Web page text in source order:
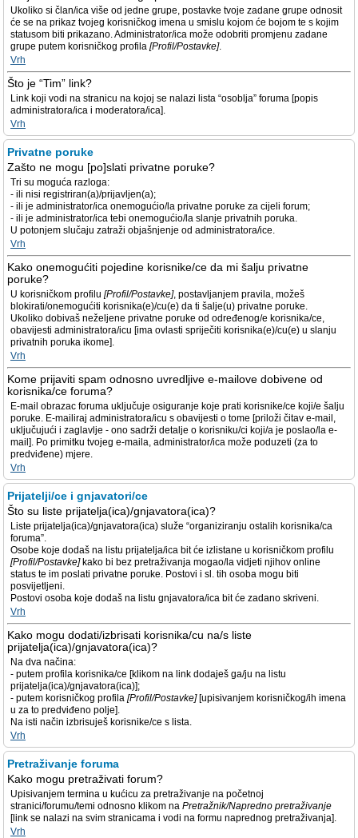
Ukoliko si član/ica više od jedne grupe, postavke tvoje zadane grupe odnosit
će se na prikaz tvojeg korisničkog imena u smislu kojom će bojom te s kojim
statusom biti prikazano. Administrator/ica može odobriti promjenu zadane
grupe putem korisničkog profila [Profil/Postavke].
Vrh
Što je “Tim” link?
Link koji vodi na stranicu na kojoj se nalazi lista “osoblja” foruma [popis
administratora/ica i moderatora/ica].
Vrh
Privatne poruke
Zašto ne mogu [po]slati privatne poruke?
Tri su moguća razloga:
- ili nisi registriran(a)/prijavljen(a);
- ili je administrator/ica onemogućio/la privatne poruke za cijeli forum;
- ili je administrator/ica tebi onemogućio/la slanje privatnih poruka.
U potonjem slučaju zatraži objašnjenje od administratora/ice.
Vrh
Kako onemogućiti pojedine korisnike/ce da mi šalju privatne
poruke?
U korisničkom profilu [Profil/Postavke], postavljanjem pravila, možeš
blokirati/onemogućiti korisnika(e)/cu(e) da ti šalje(u) privatne poruke.
Ukoliko dobivaš neželjene privatne poruke od određenog/e korisnika/ce,
obavijesti administratora/icu [ima ovlasti spriječiti korisnika(e)/cu(e) u slanju
privatnih poruka ikome].
Vrh
Kome prijaviti spam odnosno uvredljive e-mailove dobivene od
korisnika/ce foruma?
E-mail obrazac foruma uključuje osiguranje koje prati korisnike/ce koji/e šalju
poruke. E-mailiraj administratora/icu s obavijesti o tome [priloži čitav e-mail,
uključujući i zaglavlje - ono sadrži detalje o korisniku/ci koji/a je poslao/la e-
mail]. Po primitku tvojeg e-maila, administrator/ica može poduzeti (za to
predviđene) mjere.
Vrh
Prijatelji/ce i gnjavatori/ce
Što su liste prijatelja(ica)/gnjavatora(ica)?
Liste prijatelja(ica)/gnjavatora(ica) služe “organiziranju ostalih korisnika/ca
foruma”.
Osobe koje dodaš na listu prijatelja/ica bit će izlistane u korisničkom profilu
[Profil/Postavke]kako bi bez pretraživanja mogao/la vidjeti njihov online
status te im poslati privatne poruke. Postovi i sl. tih osoba mogu biti
posvijetljeni.
Postovi osoba koje dodaš na listu gnjavatora/ica bit će zadano skriveni.
Vrh
Kako mogu dodati/izbrisati korisnika/cu na/s liste
prijatelja(ica)/gnjavatora(ica)?
Na dva načina:
- putem profila korisnika/ce [klikom na link dodaješ ga/ju na listu
prijatelja(ica)/gnjavatora(ica)];
- putem korisničkog profila [Profil/Postavke][upisivanjem korisničkog/ih imena
u za to predviđeno polje].
Na isti način izbrisuješ korisnike/ce s lista.
Vrh
Pretraživanje foruma
Kako mogu pretraživati forum?
Upisivanjem termina u kućicu za pretraživanje na početnoj
stranici/forumu/temi odnosno klikom na Pretražnik/Napredno pretraživanje
[link se nalazi na svim stranicama i vodi na formu naprednog pretraživanja].
Vrh